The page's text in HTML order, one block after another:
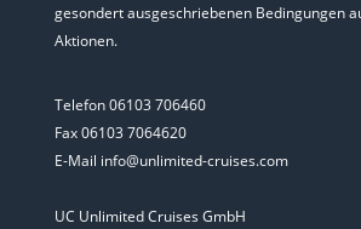
gesondert ausgeschriebenen Bedingungen
Aktionen.
Telefon 06103 706460
Fax 06103 7064620
E-Mail info@unlimited-cruises.com
UC Unlimited Cruises GmbH